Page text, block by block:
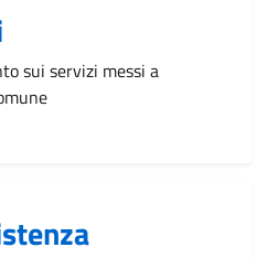
sui servizi messi a